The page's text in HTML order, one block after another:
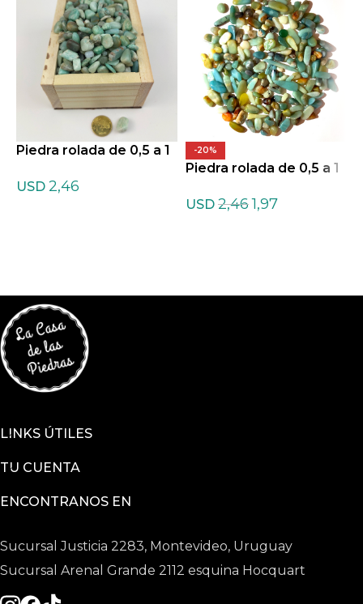
Piedra rolada de 0,5 a 1
USD 2,46
-20%
Piedra rolada de 0,5 a 1
a
USD 2,461,97
LINKS ÚTILES
TU CUENTA
ENCONTRANOS EN
Sucursal Justicia 2283, Montevideo, Uruguay
Sucursal Arenal Grande 2112 esquina Hocquart